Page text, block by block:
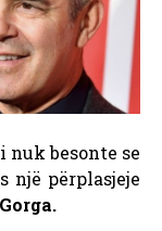
nuk besonte se
një përplasjeje